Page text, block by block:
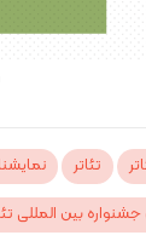
تئاتر
بین المللی